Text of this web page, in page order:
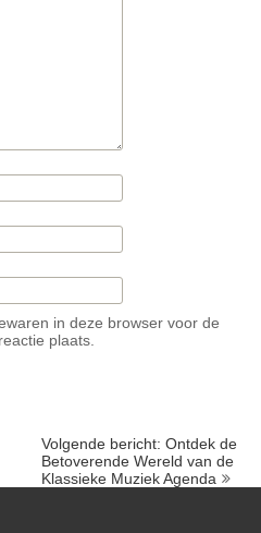
in deze browser voor de
plaats.
Volgende bericht: Ontdek de
Betoverende Wereld van de
Klassieke Muziek Agenda